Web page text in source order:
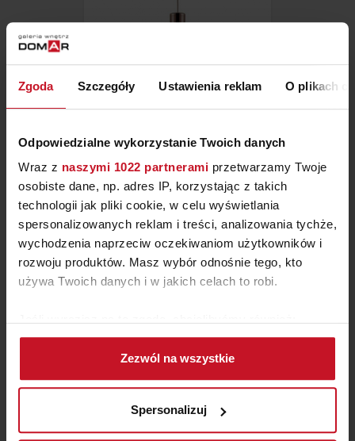
Zgoda Szczegóły Ustawienia reklam O plikach
Odpowiedzialne wykorzystanie Twoich danych
Wraz z naszymi 1022 partnerami przetwarzamy Twoje
osobiste dane, np. adres IP, korzystając z takich
technologii jak pliki cookie, w celu wyświetlania
spersonalizowanych reklam i treści, analizowania tychże,
wychodzenia naprzeciw oczekiwaniom użytkowników i
rozwoju produktów. Masz wybór odnośnie tego, kto
używa Twoich danych i w jakich celach to robi.
Gromadzić dane dotyczące Twojej lokalizacji
geograficznej z dokładnością nawet do kilku metrów
Identyfikować Twoje urządzenie, aktywnie
(fingerprinting, czyli wirtualny odcisk palca)
Zezwól na wszystkie
Spersonalizuj
LAMPA WISZĄCA SELVINO
137,90 ZŁ
LAMPA PRZENOŚNA MUUTO
EASE
ZAPYTAJ O CENĘ W SALONIE